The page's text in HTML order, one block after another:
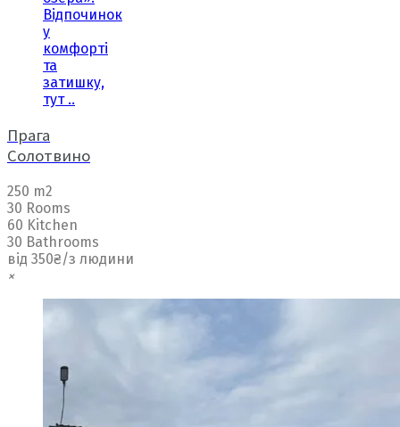
Відпочинок
у
комфорті
та
затишку,
тут ..
Прага
Солотвино
250 m2
30 Rooms
60 Kitchen
30 Bathrooms
від 350₴/з людини
×